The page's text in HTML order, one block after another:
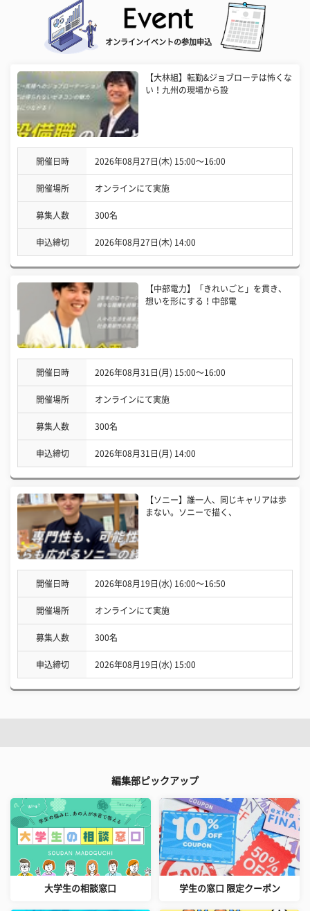
オンラインイベントの参加申込
【大林組】転勤&ジョブローテは怖くな
い！九州の現場から設
開催日時 2026年08月27日(木) 15:00〜16:00
開催場所 オンラインにて実施
募集人数 300名
申込締切 2026年08月27日(木) 14:00
【中部電力】「きれいごと」を貫き、
想いを形にする！中部電
開催日時 2026年08月31日(月) 15:00〜16:00
開催場所 オンラインにて実施
募集人数 300名
申込締切 2026年08月31日(月) 14:00
【ソニー】誰一人、同じキャリアは歩
まない。ソニーで描く、
開催日時 2026年08月19日(水) 16:00〜16:50
開催場所 オンラインにて実施
募集人数 300名
申込締切 2026年08月19日(水) 15:00
編集部ピックアップ
大学生の相談窓口 学生の窓口 限定クーポン